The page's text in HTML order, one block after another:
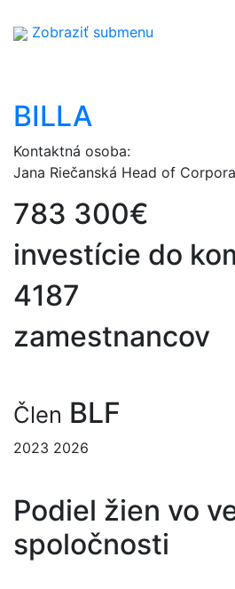
Zobraziť submenu
BILLA
Kontaktná osoba:
Jana Riečanská Head of
783 300€
investície do
4187
zamestnancov
Člen BLF
2023 2026
Podiel žien vo
spoločnosti